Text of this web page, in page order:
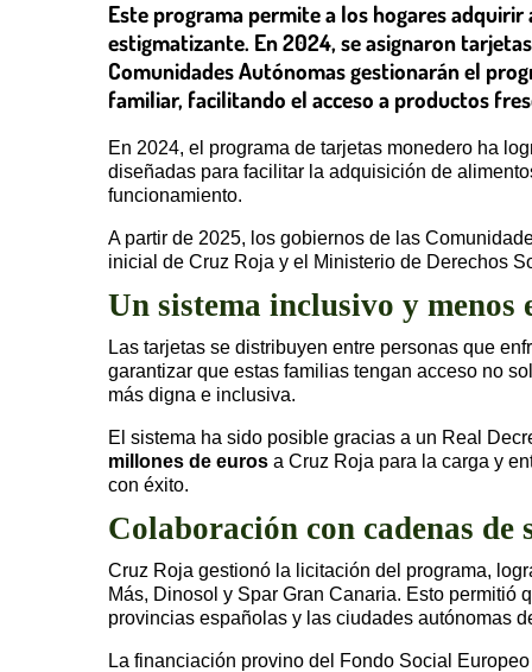
Este programa permite a los hogares
estigmatizante. En 2024, se asignaron
Comunidades Autónomas gestionarán el
familiar, facilitando el acceso a productos
En 2024, el programa de tarjetas monedero ha
diseñadas para facilitar la adquisición de
funcionamiento.
A partir de 2025, los gobiernos de las
inicial de Cruz Roja y el Ministerio de Derechos
Un sistema inclusivo y menos
Las tarjetas se distribuyen entre personas que
garantizar que estas familias tengan acceso no
más digna e inclusiva.
El sistema ha sido posible gracias a un Real
millones de euros a Cruz Roja para la carga y
con éxito.
Colaboración con cadenas de
Cruz Roja gestionó la licitación del programa,
Más, Dinosol y Spar Gran Canaria. Esto
provincias españolas y las ciudades autónomas
La financiación provino del Fondo Social